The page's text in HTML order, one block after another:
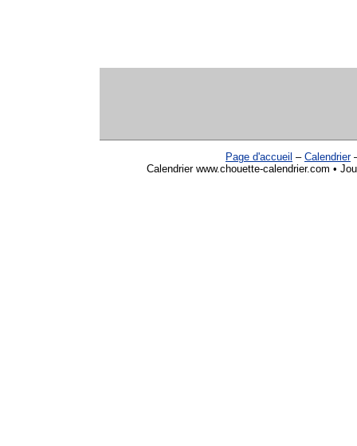
Page d'accueil – Calendrier
Calendrier www.chouette-calendrier.com •